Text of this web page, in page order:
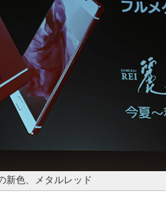
新色、メタルレッド